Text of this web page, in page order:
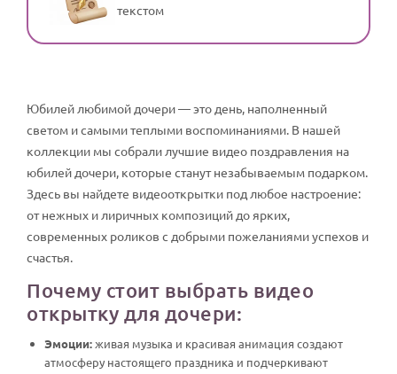
текстом
Юбилей любимой дочери — это день, наполненный
светом и самыми теплыми воспоминаниями. В нашей
коллекции мы собрали лучшие видео поздравления на
юбилей дочери, которые станут незабываемым подарком.
Здесь вы найдете видеооткрытки под любое настроение:
от нежных и лиричных композиций до ярких,
современных роликов с добрыми пожеланиями успехов и
счастья.
Почему стоит выбрать видео
открытку для дочери:
Эмоции:живая музыка и красивая анимация создают
атмосферу настоящего праздника и подчеркивают